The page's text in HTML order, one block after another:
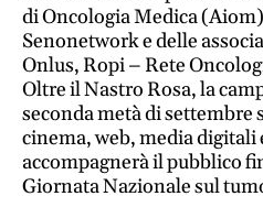
di Oncologia Medica
Senonetwork e delle
Onlus, Ropi – Rete
Oltre il Nastro Rosa, la
seconda metà di settembre
cinema, web, media digitali
accompagnerà il pubblico
Giornata Nazionale sul